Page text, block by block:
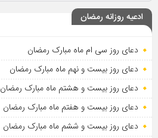
ادعیه روزانه رمضان
دعای روز سی ام ماه مبارک رمضان
دعای روز بیست و نهم ماه مبارک رمضان
دعای روز بیست و هشتم ماه مبارک رمضان
دعای روز بیست و هفتم ماه مبارک رمضان
دعای روز بیست و ششم ماه مبارک رمضان